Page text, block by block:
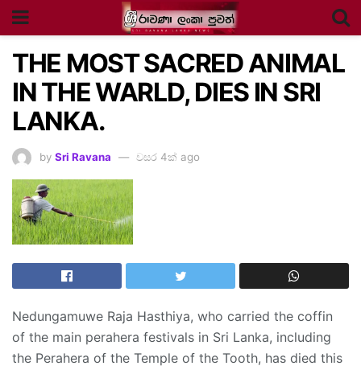
THE MOST SACRED ANIMAL
IN THE WARLD, DIES IN SRI
LANKA.
by Sri Ravana වසර 4ක් ago
Nedungamuwe Raja Hasthiya, who carried the coffin
of the main perahera festivals in Sri Lanka, including
the Perahera of the Temple of the Tooth, has died this